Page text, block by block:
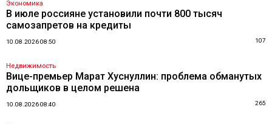
Экономика
В июле россияне установили почти 800 тысяч
самозапретов на кредиты
10.08.2026 08:50 107
Недвижимость
Вице-премьер Марат Хуснуллин: проблема обманутых
дольщиков в целом решена
10.08.2026 08:40 265